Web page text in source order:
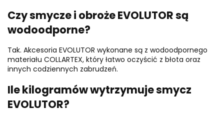
Czy smycze i obroże EVOLUTOR są
wodoodporne?
Tak. Akcesoria EVOLUTOR wykonane są z wodoodpornego
materiału COLLARTEX, który łatwo oczyścić z błota oraz
innych codziennych zabrudzeń.
Ile kilogramów wytrzymuje smycz
EVOLUTOR?